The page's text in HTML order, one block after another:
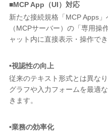
■MCP App（UI）対応
新たな接続規格「MCP Apps
（MCPサーバー）の「専用
ャット内に直接表示・操作で
•視認性の向上
従来のテキスト形式とは異な
グラフや入力フォームを最適
きます。
•業務の効率化